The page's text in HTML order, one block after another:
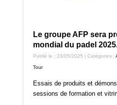
Le groupe AFP sera
mondial du padel
Publié le : 23/05/2025 | Catégories :
Tour
Essais de produits et
sessions de formation et